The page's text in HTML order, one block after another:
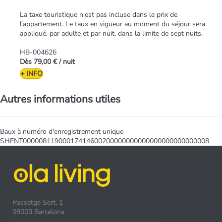
La taxe touristique n'est pas incluse dans le prix de
l'appartement. Le taux en vigueur au moment du séjour sera
appliqué, par adulte et par nuit, dans la limite de sept nuits.
HB-004626
Dès 79,00 € / nuit
+ INFO
Autres informations utiles
Baux à numéro d'enregistrement unique
SHFNT00000811900017414600200000000000000000000000008
Passatge Sert, 1
08003 Barcelona